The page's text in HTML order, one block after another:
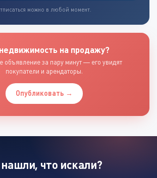
можно в любой момент.
на продажу?
объявление за пару минут — его увидят
покупатели и арендаторы.
Опубликовать →
что искали?